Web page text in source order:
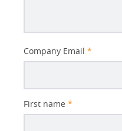
Company Email *
First name *